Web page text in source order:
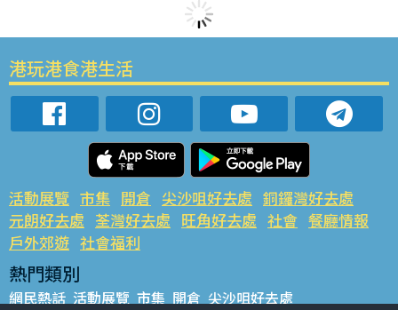
港玩港食港生活
活動展覽 市集 開倉 尖沙咀好去處 銅鑼灣好去處
元朗好去處 荃灣好去處 旺角好去處 社會 餐廳情報
戶外郊遊 社會福利
熱門類別
網民熱話 活動展覽 市集 開倉 尖沙咀好去處